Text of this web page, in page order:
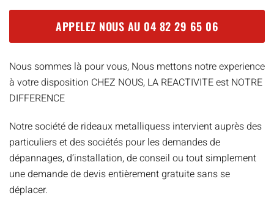
APPELEZ NOUS AU 04 82 29 65 06
Nous sommes là pour vous, Nous mettons notre experience
à votre disposition CHEZ NOUS, LA REACTIVITE est NOTRE
DIFFERENCE
Notre société de rideaux metalliquess intervient auprès des
particuliers et des sociétés pour les demandes de
dépannages, d’installation, de conseil ou tout simplement
une demande de devis entièrement gratuite sans se
déplacer.